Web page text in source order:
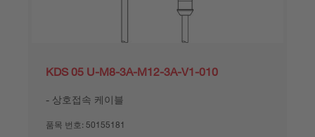
KDS 05 U-M8-3A-M12-3A-V1-010
상호접속 케이블
품목 번호: 50155181